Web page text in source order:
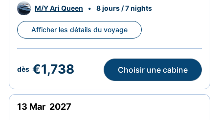
M/Y Ari Queen • 8 jours / 7 nights
Afficher les détails du voyage
dès €1,738 Choisir une cabine
13 Mar 2027